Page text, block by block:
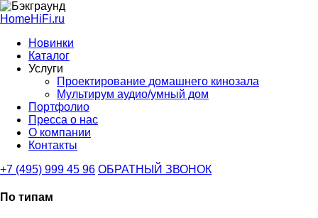
HomeHiFi.ru
Новинки
Каталог
Услуги
Проектирование домашнего кинозала
Мультирум аудио/умный дом
Портфолио
Пресса о нас
О компании
Контакты
+7 (495) 999 45 96 ОБРАТНЫЙ ЗВОНОК
По типам